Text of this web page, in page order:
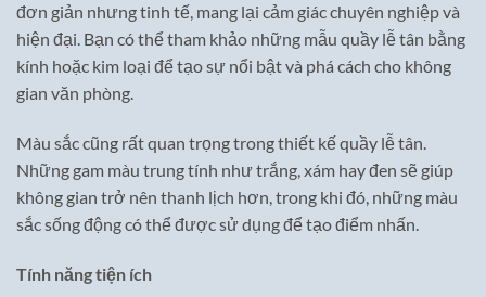
đơn giản nhưng tinh tế, mang lại cảm giác chuyên nghiệp và
hiện đại. Bạn có thể tham khảo những mẫu quầy lễ tân bằng
kính hoặc kim loại để tạo sự nổi bật và phá cách cho không
gian văn phòng.
Màu sắc cũng rất quan trọng trong thiết kế quầy lễ tân.
Những gam màu trung tính như trắng, xám hay đen sẽ giúp
không gian trở nên thanh lịch hơn, trong khi đó, những màu
sắc sống động có thể được sử dụng để tạo điểm nhấn.
Tính năng tiện ích